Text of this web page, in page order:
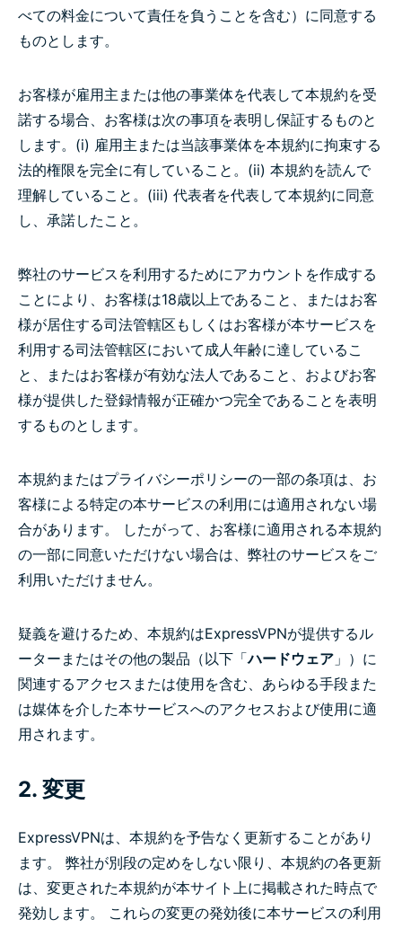
べての料金について責任を負うことを含む）に同意する
ものとします。
お客様が雇用主または他の事業体を代表して本規約を受
諾する場合、お客様は次の事項を表明し保証するものと
します。(i) 雇用主または当該事業体を本規約に拘束する
法的権限を完全に有していること。(ii) 本規約を読んで
理解していること。(iii) 代表者を代表して本規約に同意
し、承諾したこと。
弊社のサービスを利用するためにアカウントを作成する
ことにより、お客様は18歳以上であること、またはお客
様が居住する司法管轄区もしくはお客様が本サービスを
利用する司法管轄区において成人年齢に達しているこ
と、またはお客様が有効な法人であること、およびお客
様が提供した登録情報が正確かつ完全であることを表明
するものとします。
本規約またはプライバシーポリシーの一部の条項は、お
客様による特定の本サービスの利用には適用されない場
合があります。 したがって、お客様に適用される本規約
の一部に同意いただけない場合は、弊社のサービスをご
利用いただけません。
疑義を避けるため、本規約はExpressVPNが提供するル
ーターまたはその他の製品（以下「ハードウェア 」）に
関連するアクセスまたは使用を含む、あらゆる手段また
は媒体を介した本サービスへのアクセスおよび使用に適
用されます。
2. 変更
ExpressVPNは、本規約を予告なく更新することがあり
ます。 弊社が別段の定めをしない限り、本規約の各更新
は、変更された本規約が本サイト上に掲載された時点で
発効します。 これらの変更の発効後に本サービスの利用